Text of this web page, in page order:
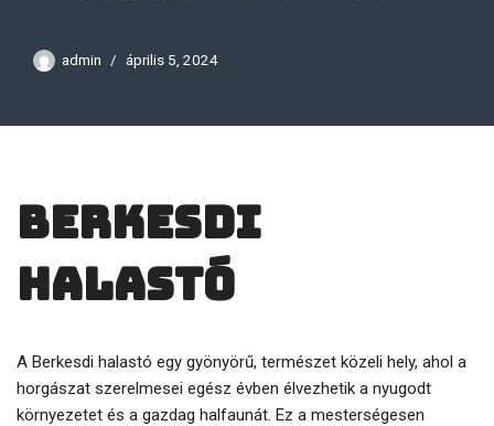
admin április 5, 2024
Berkesdi
halastó
A Berkesdi halastó egy gyönyörű, természet közeli hely, ahol a
horgászat szerelmesei egész évben élvezhetik a nyugodt
környezetet és a gazdag halfaunát. Ez a mesterségesen